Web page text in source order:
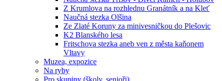
Z Krumlova na rozhlednu Granátník a na Kleť
Naučná stezka Olšina
Ze Zlaté Koruny za minivesničkou do Plešovic
K2 Blanského lesa
Fritschova stezka aneb ven z města kaňonem
Vltavy
Muzea, expozice
Na ryby
Pro skupiny (školy, senioři)